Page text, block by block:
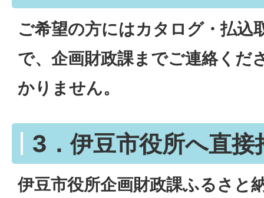
ご希望の方にはカタログ・払込
で、企画財政課までご連絡くだ
かりません。
3．伊豆市役所へ直接
伊豆市役所企画財政課ふるさと